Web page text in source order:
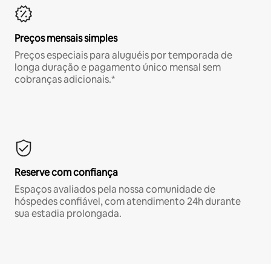
Preços mensais simples
Preços especiais para aluguéis por temporada de
longa duração e pagamento único mensal sem
cobranças adicionais.*
Reserve com confiança
Espaços avaliados pela nossa comunidade de
hóspedes confiável, com atendimento 24h durante
sua estadia prolongada.